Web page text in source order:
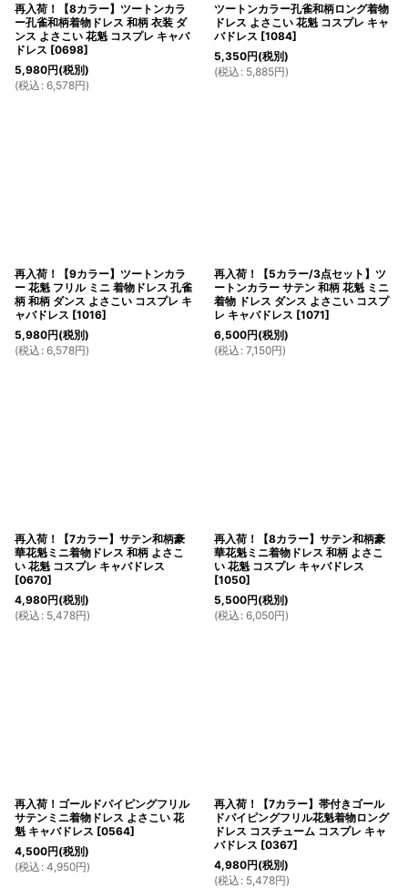
再入荷！【8カラー】ツートンカラ
ー孔雀和柄着物ドレス 和柄 衣装 ダ
ンス よさこい 花魁 コスプレ キャバ
ドレス [0698]
5,980円(税別)
(税込 : 6,578円)
ツートンカラー孔雀和柄ロング着物
ドレス よさこい 花魁 コスプレ キャ
バドレス [1084]
5,350円(税別)
(税込 : 5,885円)
再入荷！【9カラー】ツートンカラ
ー 花魁 フリル ミニ 着物ドレス 孔雀
柄 和柄 ダンス よさこい コスプレ キ
ャバドレス [1016]
5,980円(税別)
(税込 : 6,578円)
再入荷！【5カラー/3点セット】ツ
ートンカラー サテン 和柄 花魁 ミニ
着物 ドレス ダンス よさこい コスプ
レ キャバドレス [1071]
6,500円(税別)
(税込 : 7,150円)
再入荷！【7カラー】サテン和柄豪
華花魁ミニ着物ドレス 和柄 よさこ
い 花魁 コスプレ キャバドレス
[0670]
4,980円(税別)
(税込 : 5,478円)
再入荷！【8カラー】サテン和柄豪
華花魁ミニ着物ドレス 和柄 よさこ
い 花魁 コスプレ キャバドレス
[1050]
5,500円(税別)
(税込 : 6,050円)
再入荷！ゴールドパイピングフリル
サテンミニ着物ドレス よさこい 花
魁 キャバドレス [0564]
4,500円(税別)
(税込 : 4,950円)
再入荷！【7カラー】帯付きゴール
ドパイピングフリル花魁着物ロング
ドレス コスチューム コスプレ キャ
バドレス [0367]
4,980円(税別)
(税込 : 5,478円)